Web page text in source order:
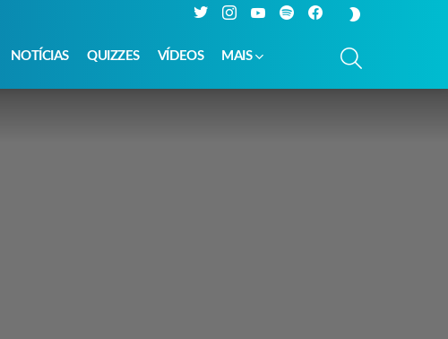
TwitterInstagramYouTubeSpotify Facebook
NOTÍCIAS QUIZZES VÍDEOS MAIS